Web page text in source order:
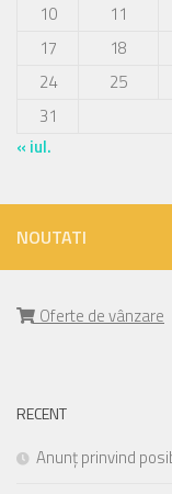
10
11
17
18
24
25
31
« iul.
NOUTATI
Oferte de vânzare
RECENT
Anunț prinvind